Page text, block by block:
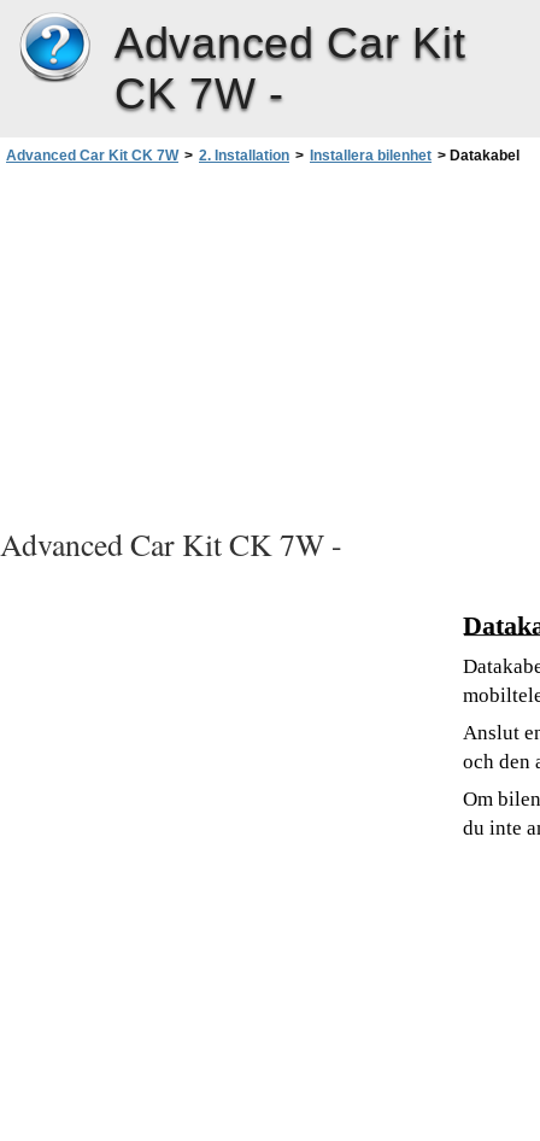
Advanced Car Kit
CK 7W -
Advanced Car Kit CK 7W > 2. Installation > Installera bilenhet > Datakabel
Advanced Car Kit CK 7W -
Anslut
och den
Om
du inte